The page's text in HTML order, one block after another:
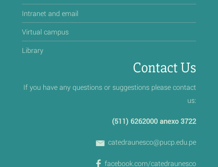
Intranet and email
Virtual campus
Library
Contact Us
If you have any questions or suggestions please contact
us:
(511) 6262000 anexo 3722
catedraunesco@pucp.edu.pe
facebook.com/catedraunesco